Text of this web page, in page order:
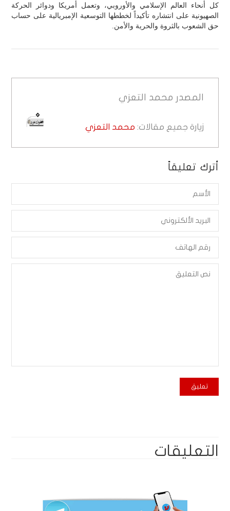
كل أنحاء العالم الإسلامي والأوروبي، وتعمل أمريكا ودوائر الحركة
الصهيونية على انتشاره تأكيداً لخططها التوسعية الإمبريالية على حساب
حق الشعوب بالثروة والحرية والأمن.
المصدر محمد التعزي
زيارة جميع مقالات: محمد التعزي
أترك تعليقاً
التعليقات